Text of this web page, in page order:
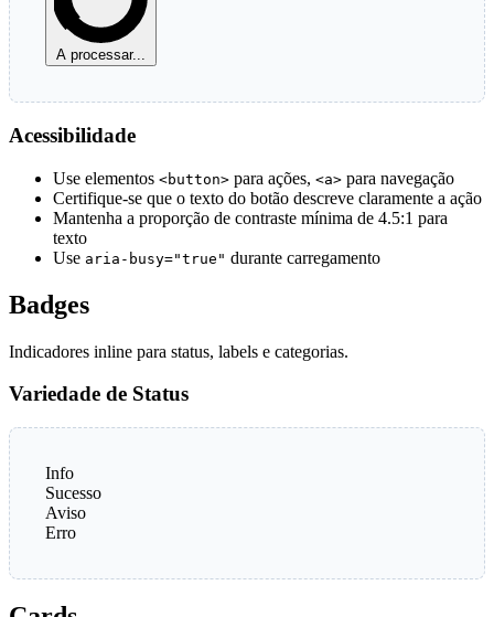
A processar...
Acessibilidade
Use elementos <button> para ações, <a> para navegação
Certifique-se que o texto do botão descreve claramente a ação
Mantenha a proporção de contraste mínima de 4.5:1 para
texto
Use aria-busy="true" durante carregamento
Badges
Indicadores inline para status, labels e categorias.
Variedade de Status
Info
Sucesso
Aviso
Erro